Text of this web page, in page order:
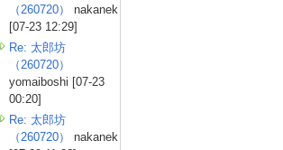
（260720）
nakanek
[07-23 12:29]
Re: 太郎坊
（260720）
yomaiboshi [07-23
00:20]
Re: 太郎坊
（260720）
nakanek